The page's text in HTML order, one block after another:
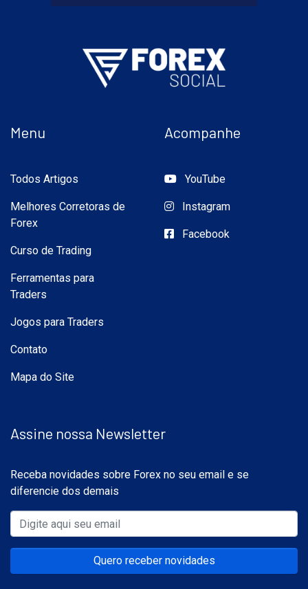
Menu
Todos Artigos
Melhores Corretoras de
Forex
Curso de Trading
Ferramentas para
Traders
Jogos para Traders
Contato
Mapa do Site
Acompanhe
YouTube
Instagram
Facebook
Assine nossa Newsletter
Receba novidades sobre Forex no seu email e se
diferencie dos demais
Quero receber novidades